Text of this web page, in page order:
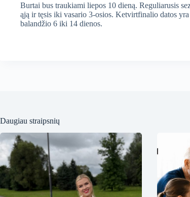
Burtai bus traukiami liepos 10 dieną. Reguliarusis
ąją ir tęsis iki vasario 3-osios. Ketvirtfinalio datos
balandžio 6 iki 14 dienos.
Daugiau straipsnių